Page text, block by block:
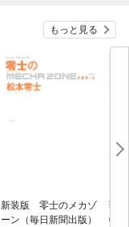
もっと見る
新装版 零士のメカゾ
ーン（毎日新聞出版）
戦
0